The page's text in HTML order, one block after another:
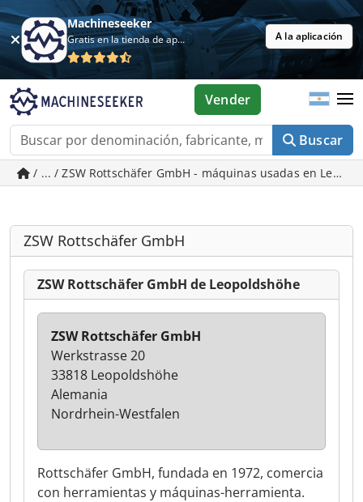
Machineseeker
Gratis en la tienda de aplicaciones A la aplicación
Buscar
Vender
/ ... / ZSW Rottschäfer GmbH - máquinas usadas en
ZSW Rottschäfer GmbH
ZSW Rottschäfer GmbH de Leopoldshöhe
Rottschäfer GmbH, fundada en 1972, comercia
con herramientas y máquinas-herramienta.
ZSW Rottschäfer GmbH
Werkstrasse 20
33818 Leopoldshöhe
Alemania
Nordrhein-Westfalen